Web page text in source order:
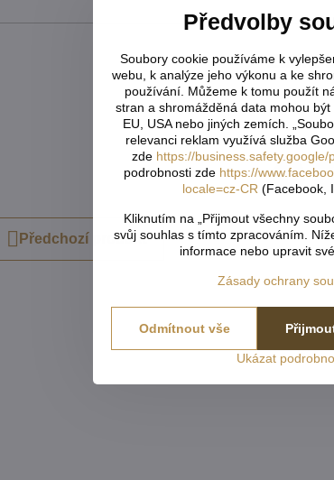
Zatím
Předchozí produkt
Předvolby
Soubory cookie používáme k
webu, k analýze jeho výkonu a ke
používání. Můžeme k tomu použít
stran a shromážděná data mohou
EU, USA nebo jiných zemích.
relevanci reklam využívá služba
zde https://business.safety.google/
podrobnosti zde https://
locale=cz-CR (Facebook,
Kliknutím na „Přijmout všechny
svůj souhlas s tímto zpracováním.
informace nebo upravit
Zásady ochrany
Ukázat
Odmítnout vše